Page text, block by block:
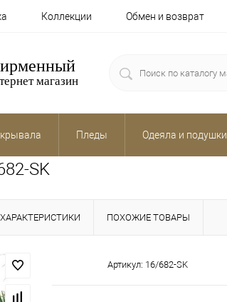
Коллекции Обмен и возврат
магазин
Пледы Одеяла и подушки
SK
ХАРАКТЕРИСТИКИ ПОХОЖИЕ ТОВАРЫ
Артикул: 16/682-SK